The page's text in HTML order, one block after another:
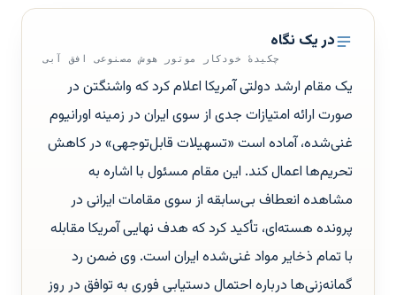
در یک نگاه
چکیدهٔ خودکار موتور هوش مصنوعی افق آبی
یک مقام ارشد دولتی آمریکا اعلام کرد که واشنگتن در
صورت ارائه امتیازات جدی از سوی ایران در زمینه اورانیوم
غنی‌شده، آماده است «تسهیلات قابل‌توجهی» در کاهش
تحریم‌ها اعمال کند. این مقام مسئول با اشاره به
مشاهده انعطاف بی‌سابقه از سوی مقامات ایرانی در
پرونده هسته‌ای، تأکید کرد که هدف نهایی آمریکا مقابله
با تمام ذخایر مواد غنی‌شده ایران است. وی ضمن رد
گمانه‌زنی‌ها درباره احتمال دستیابی فوری به توافق در روز